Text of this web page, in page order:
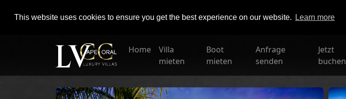
This website uses cookies to ensure you get the best experience on our website. Learn more
Home
Villa
mieten
Boot
mieten
Anfrage
senden
Jetzt
buchen